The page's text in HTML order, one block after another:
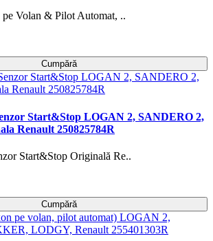
Volan & Pilot Automat, ..
Cumpără
Start&Stop LOGAN 2, SANDERO 2,
Renault 250825784R
Start&Stop Originală Re..
Cumpără